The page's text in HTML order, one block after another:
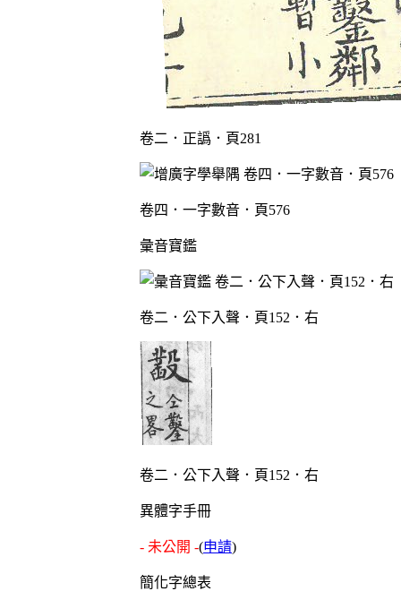
卷二．正譌．頁281
卷四．一字數音．頁576
彙音寶鑑
卷二．公下入聲．頁152．右
卷二．公下入聲．頁152．右
異體字手冊
- 未公開 -(申請)
簡化字總表